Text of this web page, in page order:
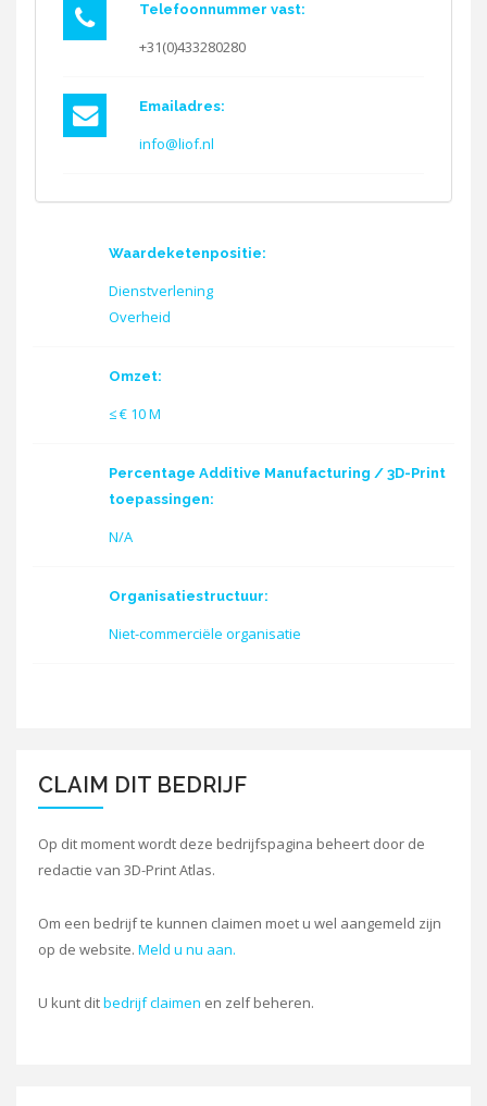
Telefoonnummer vast:
+31(0)433280280
Emailadres:
info@liof.nl
Waardeketenpositie:
Dienstverlening
Overheid
Omzet:
≤ € 10 M
Percentage Additive Manufacturing / 3D-Print
toepassingen:
N/A
Organisatiestructuur:
Niet-commerciële organisatie
CLAIM DIT BEDRIJF
Op dit moment wordt deze bedrijfspagina beheert door de
redactie van 3D-Print Atlas.
Om een bedrijf te kunnen claimen moet u wel aangemeld zijn
op de website. Meld u nu aan.
U kunt ditbedrijf claimen en zelf beheren.